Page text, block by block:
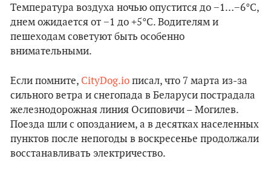
Температура воздуха ночью опустится до −1…−6°C,
днем ожидается от −1 до +5°C. Водителям и
пешеходам советуют быть особенно
внимательными.
Если помните, CityDog.io писал, что 7 марта из-за
сильного ветра и снегопада в Беларуси пострадала
железнодорожная линия Осиповичи – Могилев.
Поезда шли с опозданием, а в десятках населенных
пунктов после непогоды в воскресенье продолжали
восстанавливать электричество.